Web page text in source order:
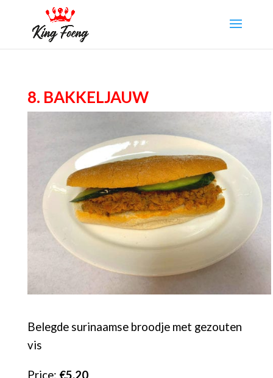
8. Bakkeljauw
Belegde surinaamse broodje met gezouten
vis
Price: €5,20